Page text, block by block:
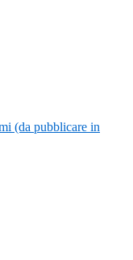
(da pubblicare in